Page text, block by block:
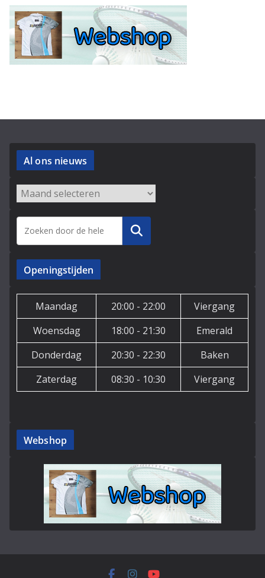
Al ons nieuws
Archieven
Zoeken
Openingstijden
Maandag 20:00 - 22:00
Viergang
Woensdag
18:00 - 21:30
Emerald
Donderdag
20:30 - 22:30
Baken
Zaterdag
08:30 - 10:30 Viergang
Webshop